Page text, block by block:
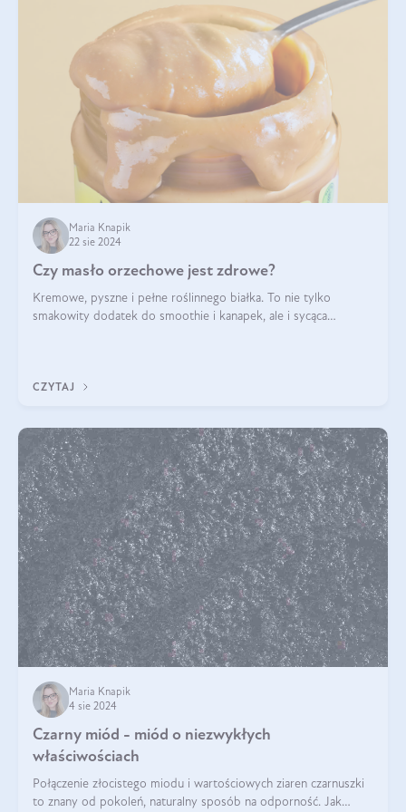
Maria Knapik
22 sie 2024
Czy masło orzechowe jest zdrowe?
Kremowe, pyszne i pełne roślinnego białka. To nie tylko
smakowity dodatek do smoothie i kanapek, ale i sycąca
CZYTAJ
Maria Knapik
4 sie 2024
Czarny miód - miód o niezwykłych
właściwościach
Połączenie złocistego miodu i wartościowych ziaren czarnuszki
to znany od pokoleń, naturalny sposób na odporność. Jak